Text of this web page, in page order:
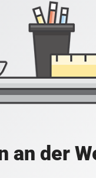
an der